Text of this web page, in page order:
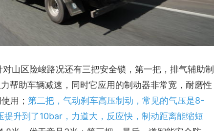
山区险峻路况还有三把安全锁，第一把，排气辅助制
帮助车辆减速，同时它应用的制动器非常宽，耐磨性
用； 第二把，气动刹车高压制动，常见的气压是8-
升到了10bar，力道大，反应快，制动距离能缩短